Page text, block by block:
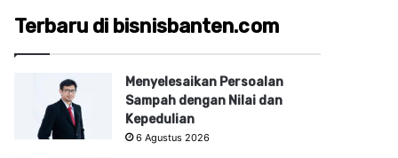
Terbaru di bisnisbanten.com
Menyelesaikan Persoalan
Sampah dengan Nilai dan
Kepedulian
6 Agustus 2026